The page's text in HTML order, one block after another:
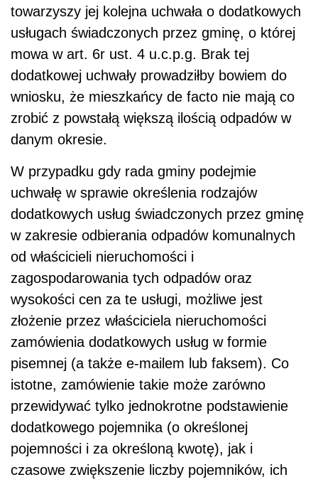
towarzyszy jej kolejna uchwała o dodatkowych
usługach świadczonych przez gminę, o której
mowa w art. 6r ust. 4 u.c.p.g. Brak tej
dodatkowej uchwały prowadziłby bowiem do
wniosku, że mieszkańcy de facto nie mają co
zrobić z powstałą większą ilością odpadów w
danym okresie.
W przypadku gdy rada gminy podejmie
uchwałę w sprawie określenia rodzajów
dodatkowych usług świadczonych przez gminę
w zakresie odbierania odpadów komunalnych
od właścicieli nieruchomości i
zagospodarowania tych odpadów oraz
wysokości cen za te usługi, możliwe jest
złożenie przez właściciela nieruchomości
zamówienia dodatkowych usług w formie
pisemnej (a także e-mailem lub faksem). Co
istotne, zamówienie takie może zarówno
przewidywać tylko jednokrotne podstawienie
dodatkowego pojemnika (o określonej
pojemności i za określoną kwotę), jak i
czasowe zwiększenie liczby pojemników, ich